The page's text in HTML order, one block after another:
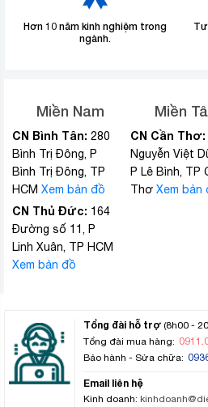
Hơn 10 năm kinh nghiệm trong
ngành.
Miền Nam
CN Bình Tân: 280
Bình Trị Đông, P
Bình Trị Đông, TP
HCM Xem bản đồ
CN Thủ Đức: 164
Đường số 11, P
Linh Xuân, TP HCM
Xem bản đồ
Miền
CN Cần Thơ:
Nguyễn Việt
P Lê Bình, TP
Thơ Xem bản
Tổng đài hỗ trợ (8h00 -
Tổng đài mua hàng:
Bảo hành - Sửa chữa:
Email liên hệ
Kinh doanh: